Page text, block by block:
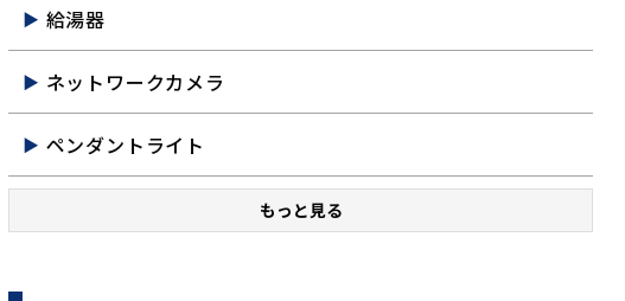
給湯器
ネットワークカメラ
ペンダントライト
もっと見る